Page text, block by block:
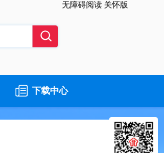
无障碍阅读 关怀版
下载中心